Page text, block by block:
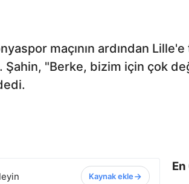
maçının ardından
"Berke, bizim için çok
Kaynak ekle